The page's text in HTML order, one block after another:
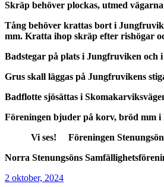
Skräp behöver plockas, utmed
Tång behöver krattas bort i
mm. Kratta ihop skräp efter rishögar
Badstegar på plats i Jungfruviken och i
Grus skall läggas på Jungfruvikens
Badflotte sjösättas i
Föreningen bjuder på korv, bröd mm i
Vi ses! Föreningen Stenungsön
Norra Stenungsöns
Publicerat
2 oktober, 2024